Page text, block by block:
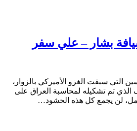
بشار – علي سفر
التي سبقت الغزو الأميركي بالزوار،
الذي تم تشكيله لمحاسبة العراق على
لن يجمع كل هذه الحشود…